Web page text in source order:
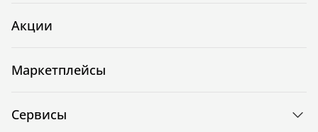
Акции
Маркетплейсы
Сервисы